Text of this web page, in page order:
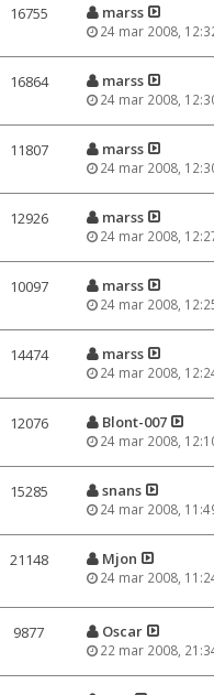
16755 marss
24 mar 2008,
16864 marss
24 mar 2008,
11807 marss
24 mar 2008,
12926 marss
24 mar 2008,
10097 marss
24 mar 2008,
14474 marss
24 mar 2008,
12076 Blont-007
24 mar 2008,
15285 snans
24 mar 2008,
21148 Mjon
24 mar 2008,
9877 Oscar
22 mar 2008,